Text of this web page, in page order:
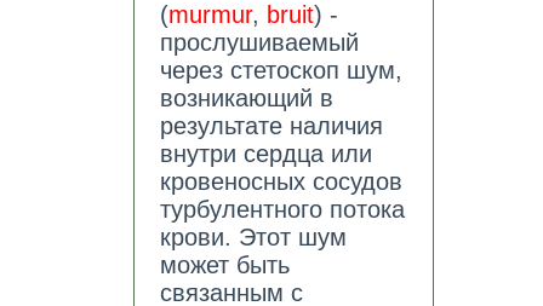
(murmur, bruit) -
прослушиваемый
через стетоскоп шум,
возникающий в
результате наличия
внутри сердца или
кровеносных сосудов
турбулентного потока
крови. Этот шум
может быть
связанным с